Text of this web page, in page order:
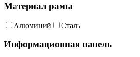
Материал рамы
Алюминий Сталь
Информационная панель